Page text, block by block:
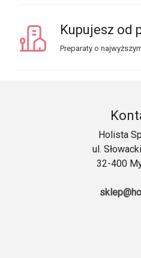
Kupujesz od
Preparaty o
Holista
ul.
32-400